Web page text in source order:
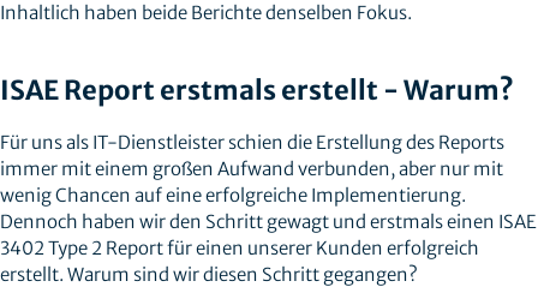
Inhaltlich haben beide Berichte denselben Fokus.
ISAE Report erstmals erstellt - Warum?
Für uns als IT-Dienstleister schien die Erstellung des Reports
immer mit einem großen Aufwand verbunden, aber nur mit
wenig Chancen auf eine erfolgreiche Implementierung.
Dennoch haben wir den Schritt gewagt und erstmals einen ISAE
3402 Type 2 Report für einen unserer Kunden erfolgreich
erstellt. Warum sind wir diesen Schritt gegangen?